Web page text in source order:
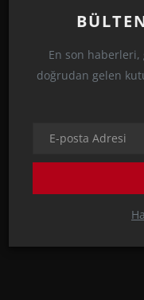
En son
doğrudan gelen
Amman'ın Sokak